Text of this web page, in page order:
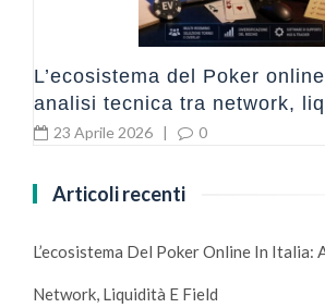
L’ecosistema del Poker
analisi tecnica tra network,
23 Aprile 2026 | 0
Articoli recenti
L’ecosistema Del Poker Online In Italia:
Network, Liquidità E Field